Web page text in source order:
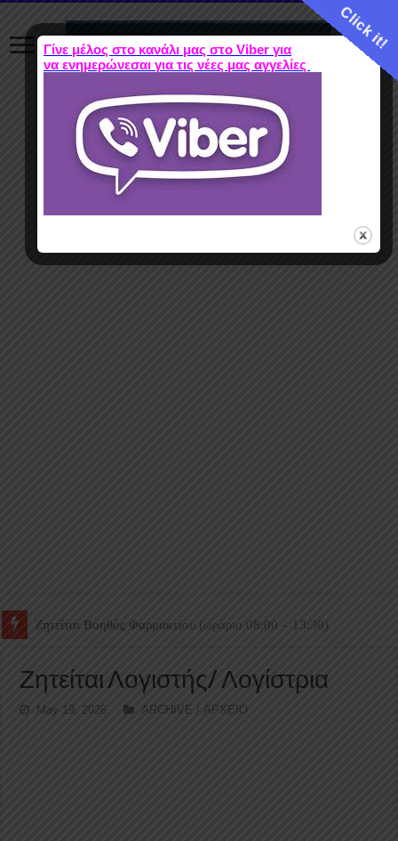
Ζητείται Βοηθός Θαλάμου
Ζητείται Λογιστής/ Λογίστρια
May 19, 2026 ARCHIVE / ΑΡΧΕΙΟ
Click it!
Γίνε μέλος στο κανάλι μας στο Viber για
να ενημερώνεσαι για τις νέες μας αγγελίες